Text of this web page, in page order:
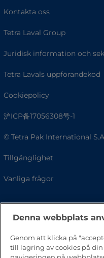
Kontakta oss
Tetra Laval Group
Juridisk information och
Tetra Lavals uppförandekod
Cookiepolicy
沪ICP备17056308号-1
© Tetra Pak International
Tillgänglighet
Vanliga frågor
Denna webbplats
Genom att klicka på
till lagring av cookies på